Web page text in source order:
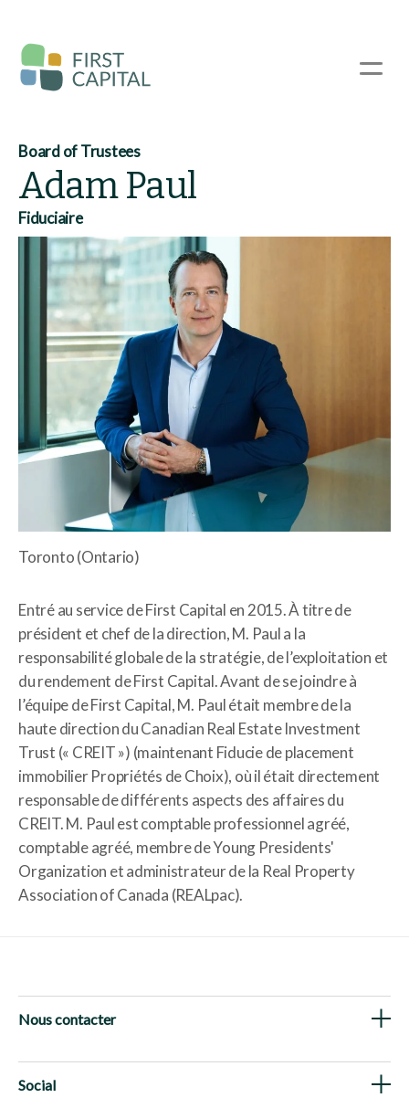
contenu
principal
☰
Board of Trustees
Adam Paul
Fiduciaire
Toronto (Ontario)
Entré au service de First Capital en 2015. À titre de
président et chef de la direction, M. Paul a la
responsabilité globale de la stratégie, de l’exploitation et
du rendement de First Capital. Avant de se joindre à
l’équipe de First Capital, M. Paul était membre de la
haute direction du Canadian Real Estate Investment
Trust (« CREIT ») (maintenant Fiducie de placement
immobilier Propriétés de Choix), où il était directement
responsable de différents aspects des affaires du
CREIT. M. Paul est comptable professionnel agréé,
comptable agréé, membre de Young Presidents'
Organization et administrateur de la Real Property
Association of Canada (REALpac).
Nous contacter
Social